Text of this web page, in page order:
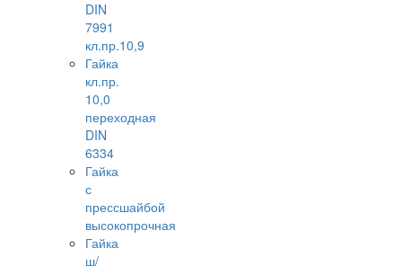
DIN
7991
кл.пр.10,9
Гайка
кл.пр.
10,0
переходная
DIN
6334
Гайка
с
прессшайбой
высокопрочная
Гайка
ш/